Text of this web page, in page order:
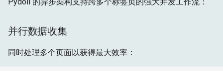
并行数据收集
同时处理多个页面以获得最大效率：